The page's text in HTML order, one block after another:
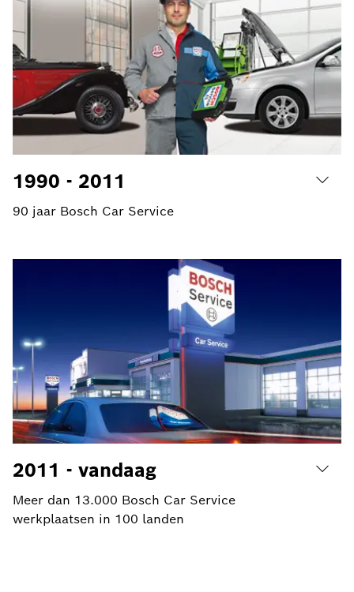
1990 - 2011
90 jaar Bosch Car Service
2011 - vandaag
Meer dan 13.000 Bosch Car Service
werkplaatsen in 100 landen